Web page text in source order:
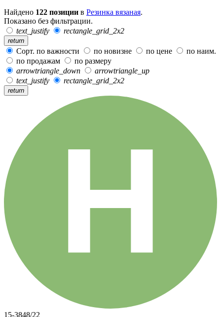
Найдено 122 позиции в Резинка вязаная.
Показано без фильтрации.
text_justify
rectangle_grid_2x2
return
Сорт. по важности по новизне по цене
по наим.
по продажам
по размеру
arrowtriangle_down
arrowtriangle_up
text_justify
rectangle_grid_2x2
return
15-3848/22